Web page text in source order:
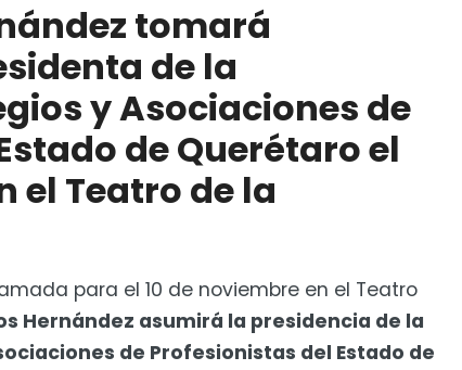
en la Sierra Gorda: CEI
tomará
de la
y Asociaciones de
de Querétaro el
el Teatro de la
para el 10 de noviembre en el Teatro
Hernández asumirá la presidencia de la
de Profesionistas del Estado de